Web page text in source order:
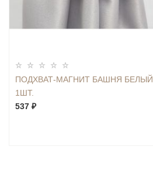
ПОДХВАТ-МАГНИТ БАШНЯ БЕЛЫЙ
1ШТ.
537 ₽